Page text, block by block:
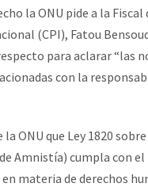
la ONU pide a la
(CPI), Fatou
para aclarar “las
con la
la ONU que Ley 1820
Amnistía) cumpla con
materia de derechos